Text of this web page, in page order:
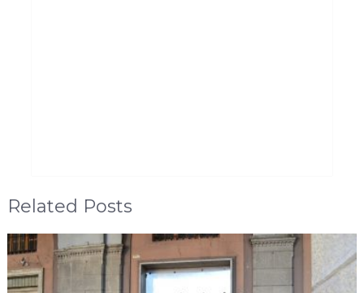
Related Posts